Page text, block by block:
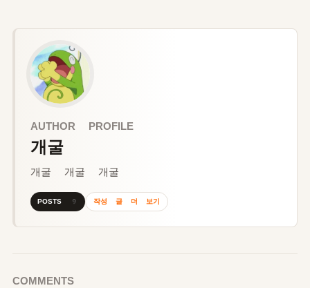
AUTHOR PROFILE
개굴
개굴 개굴 개굴
POSTS 9 작성 글 더 보기
COMMENTS